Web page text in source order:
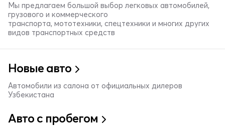
Мы предлагаем большой выбор легковых автомобилей,
грузового и коммерческого
транспорта, мототехники, спецтехники и многих других
видов транспортных средств
Новые авто
Автомобили из салона от официальных дилеров
Узбекистана
Авто с пробегом